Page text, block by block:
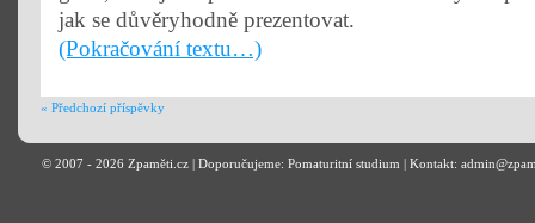
jak se důvěryhodně prezentovat.
(Pokračování textu…)
« Předchozí příspěvky
© 2007 - 2026 Zpaměti.cz | Doporučujeme: Pomaturitní studium | Kontakt: